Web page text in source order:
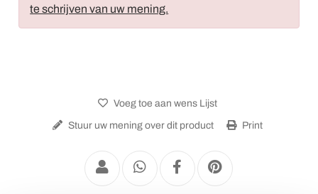
te schrijven van uw mening.
Voeg toe aan wens Lijst
Stuur uw mening over dit product Print